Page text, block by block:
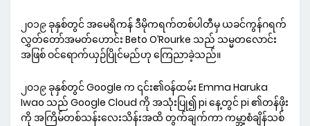
၂၀၁၉ ခုနှစ်တွင် အမေရိကန် ဒီမိုကရက်တစ်ပါတီမှ ယခင်ကွန်ဂရက်
လွှတ်တော်အမတ်ဟောင်း Beto O’Rourke သည် သမ္မတလောင်း
အဖြစ် ဝင်ရောက်ယှဉ်ပြိုင်မည်ဟု ကြေညာခဲ့သည်။
၂၀၁၉ ခုနှစ်တွင် Google က ၎င်း၏ဝန်ထမ်း Emma Haruka
Iwao သည် Google Cloud ကို အသုံးပြု၍ pi နေ့တွင် pi ၏တန်ဖိုး
ကို အကြိမ်တစ်သန်းလေးသိန်းအထိ တွက်ချက်ကာ ကမ္ဘာ့စံချိန်သစ်